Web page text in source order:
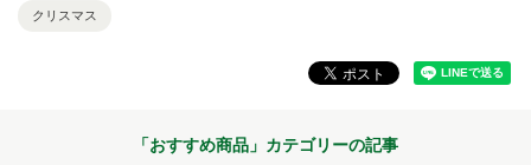
クリスマス
「おすすめ商品 」カテゴリーの記事